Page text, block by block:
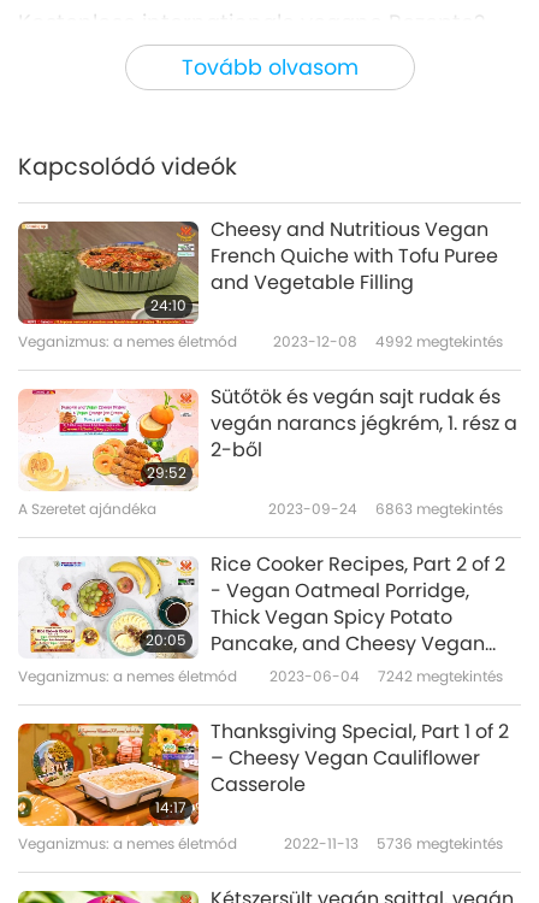
Tovább olvasom
Kostenlose internationale vegane Rezepte?
Einfach abrufen unter
SupremeMasterTV.com/veganrecipes
Kapcsolódó videók
24:10
Cheesy and Nutritious Vegan
French Quiche with Tofu Puree
and Vegetable Filling
Veganizmus: a nemes életmód 2023-12-08 4992 megtekintés
29:52
Sütőtök és vegán sajt rudak és
vegán narancs jégkrém, 1. rész a
2-ből
A Szeretet ajándéka 2023-09-24 6863 megtekintés
20:05
Rice Cooker Recipes, Part 2 of 2
- Vegan Oatmeal Porridge,
Thick Vegan Spicy Potato
Pancake, and Cheesy Vegan
Lasagna
Veganizmus: a nemes életmód 2023-06-04 7242 megtekintés
14:17
Thanksgiving Special, Part 1 of 2
– Cheesy Vegan Cauliflower
Casserole
Veganizmus: a nemes életmód 2022-11-13 5736 megtekintés